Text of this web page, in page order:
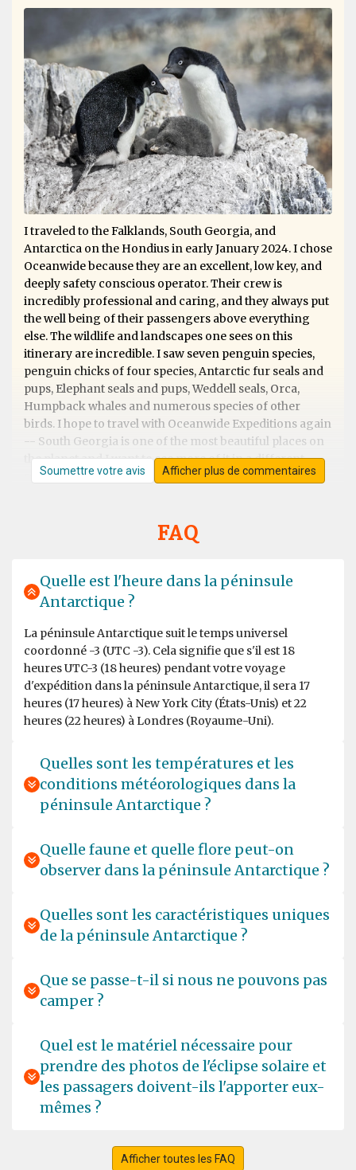
I traveled to the Falklands, South Georgia, and
Antarctica on the Hondius in early January 2024. I chose
Oceanwide because they are an excellent, low key, and
deeply safety conscious operator. Their crew is
incredibly professional and caring, and they always put
the well being of their passengers above everything
else. The wildlife and landscapes one sees on this
itinerary are incredible. I saw seven penguin species,
penguin chicks of four species, Antarctic fur seals and
pups, Elephant seals and pups, Weddell seals, Orca,
Humpback whales and numerous species of other
birds. I hope to travel with Oceanwide Expeditions again
-- South Georgia is one of the most beautiful places on
the planet and I want to see more of it in a different
season.
par Kathrin Diekneite Antarctique
I was so lucky to join the amazing tour for two weeks
such a warm welcome on board from the whole team.
We felt very quick kind of home and enjoyed it so much,
that it's hard to explain in words. I can just recommend
to join a tour of these company! We had a fantastic time
outside in the Antartica with such experienced and high
knowledged guides, such a joy to listen to them. I made
again! We have been blesses with a lot of beautiful
wildlife and enjoyed every single moment together! I
was sad to leave, but I'll come again! Biggest thanks to
the whole team for such a perfect time together! Best
special regions of this world! Best, Kathrin
Best trip ever
We saw so many beautifull animals and surroundings! It
the Falkland Islands and South Georgia. Great
expeditionteam and hospitalityteam on the ship.
Soumettre votre avis Afficher plus de commentaires
FAQ
Quelle est l'heure dans la péninsule
Antarctique ?
La péninsule Antarctique suit le temps universel
coordonné -3 (UTC -3). Cela signifie que s'il est 18
heures UTC-3 (18 heures) pendant votre voyage
d'expédition dans la péninsule Antarctique, il sera 17
heures (17 heures) à New York City (États-Unis) et 22
heures (22 heures) à Londres (Royaume-Uni).
Quelles sont les températures et les
conditions météorologiques dans la
péninsule Antarctique ?
Quelle faune et quelle flore peut-on
observer dans la péninsule Antarctique ?
Quelles sont les caractéristiques uniques
de la péninsule Antarctique ?
Que se passe-t-il si nous ne pouvons pas
camper ?
Quel est le matériel nécessaire pour
prendre des photos de l'éclipse solaire et
les passagers doivent-ils l'apporter eux-
mêmes ?
Afficher toutes les FAQ